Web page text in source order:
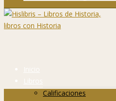
Inicio
Libros
Calificaciones